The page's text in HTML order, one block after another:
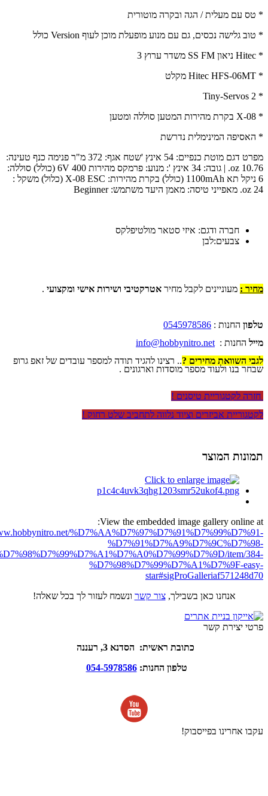
* טס עם מעלית / הגה ובקרה מוטורית
* טוב גלישה נכסים, גם עם מנוע מופעלת מוכן לעוף Version כולל
* Hitec ניאון SS FM משדר ערוץ 3
* Hitec HFS-06MT מקלט
* 2 Tiny-Servos
* X-08 בקרת מהירות המטען סוללה ומטען
* האסיפה המינימלית נדרשת
מפרט דגם מוטת כנפיים: 54 אינץ 'שטח אגף: 372 מ"ר פנימה כנף טעינה:
10.76 oz. | גובה: 34 אינץ ': מנוע: פרמקס מהירות 400 6V (כולל) סוללה:
6 ניקל תא 1100mAh (כולל) בקרת מהירות: X-08 ESC (כלול) משקל :
24 oz. מאפייני טיסה: מאמן היעד משתמש: Beginner
חברה ודגם: איזי סטאר מולטיפלקס
צבעים:לבן
מחיר : מעוניינים לקבל מחיר אטרקטיבי ושירות אישי ומקצועי .
טלפון החנות : 0545978586
מייל החנות : info@hobbynitro.net
לגבי השוואת מחירים ?.. רצינו להגיד תודה למספר עובדים של זאפ גרופ
שבחר בנו ולעוד מספר מוסדות וארגונים .
חזרה לקטגוריית טיסנים !
לקטגוריית אביזרים וציוד נלווה לתחביב שלט רחוק !
תמונות המוצר
View the embedded image gallery online at:
%D7%AA%D7%97%D7%91%D7%99%D7%91-
%D7%91%D7%A9%D7%9C%D7%98-
item/384-
%D7%98%D7%99%D7%A1%D7%9F-easy-
star#sigProGalleriaf571248d70
אנחנו כאן בשבילך,צור קשר ונשמח לעזור לך בכל שאלה!
פרטי יצירת קשר
כתובת ראשית: הסדנא 3, רעננה
טלפון החנות:054-5978586
עקבו אחרינו בפייסבוק!